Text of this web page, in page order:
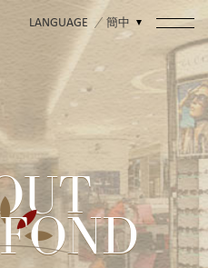
LANGUAGE 簡中